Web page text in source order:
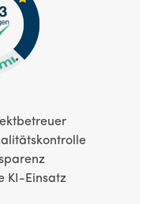
KI-Einsatz